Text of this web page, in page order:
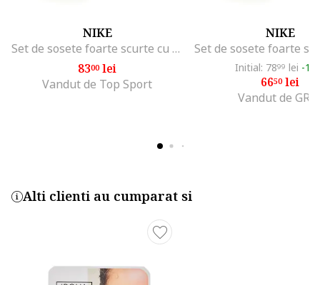
NIKE
Set de sosete foarte scurte cu logo, pentru alergare - 3 perechi, Negru
8300lei
Vandut de Top Sport
NIKE
Initial: 7899 lei -
6650lei
Vandut de
Alti clienti au cumparat si